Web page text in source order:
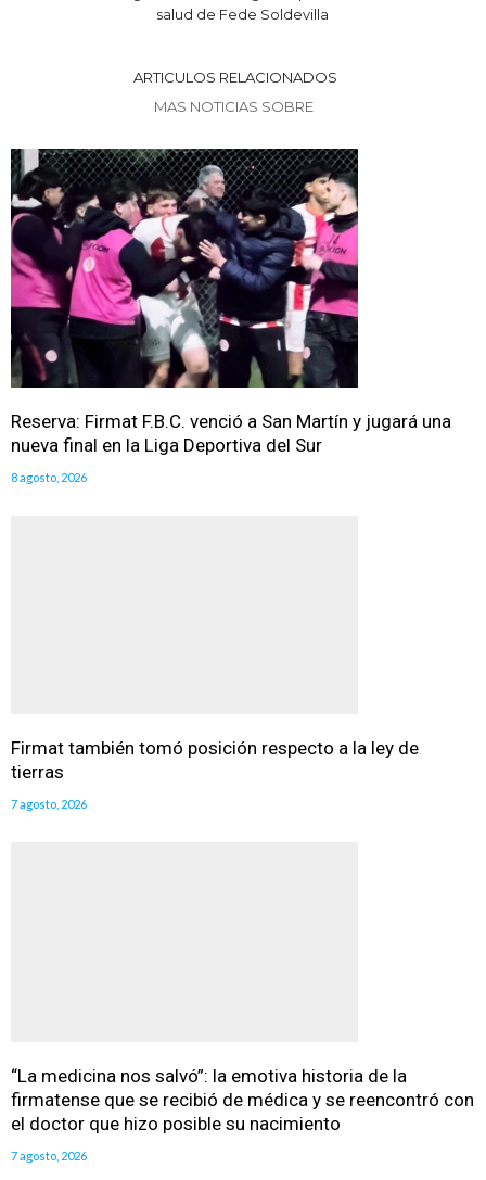
salud de Fede Soldevilla
ARTICULOS RELACIONADOS
MAS NOTICIAS SOBRE
Reserva: Firmat F.B.C. venció a San Martín y jugará una
nueva final en la Liga Deportiva del Sur
8 agosto, 2026
Firmat también tomó posición respecto a la ley de
tierras
7 agosto, 2026
“La medicina nos salvó”: la emotiva historia de la
firmatense que se recibió de médica y se reencontró con
el doctor que hizo posible su nacimiento
7 agosto, 2026